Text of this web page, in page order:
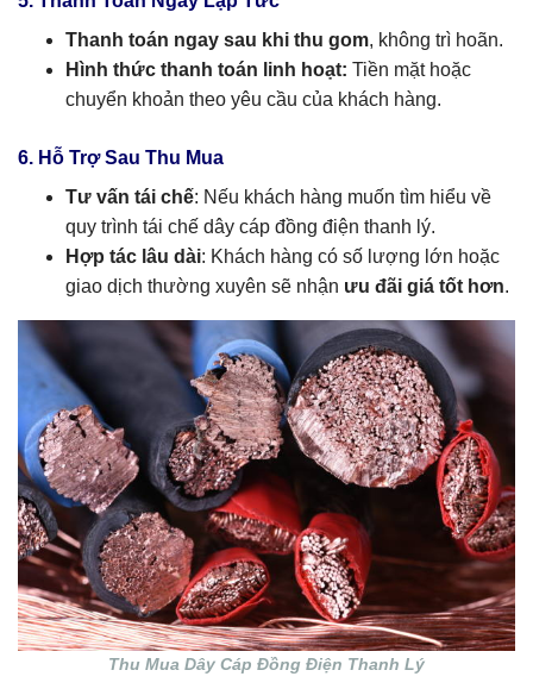
Thanh toán ngay sau khi thu gom, không trì hoãn.
Hình thức thanh toán linh hoạt: Tiền mặt hoặc
chuyển khoản theo yêu cầu của khách hàng.
6. Hỗ Trợ Sau Thu Mua
Tư vấn tái chế: Nếu khách hàng muốn tìm hiểu về
quy trình tái chế dây cáp đồng điện thanh lý.
Hợp tác lâu dài: Khách hàng có số lượng lớn hoặc
giao dịch thường xuyên sẽ nhận ưu đãi giá tốt hơn.
Thu Mua Dây Cáp Đồng Điện Thanh Lý